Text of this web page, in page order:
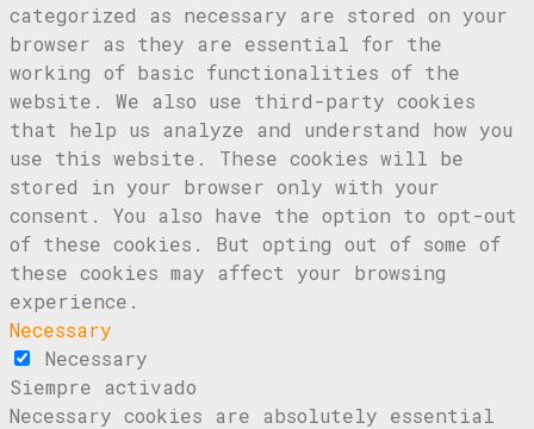
categorized as necessary are stored on your
browser as they are essential for the
working of basic functionalities of the
website. We also use third-party cookies
that help us analyze and understand how you
use this website. These cookies will be
stored in your browser only with your
consent. You also have the option to opt-out
of these cookies. But opting out of some of
these cookies may affect your browsing
experience.
Necessary
Necessary
Siempre activado
Necessary cookies are absolutely essential